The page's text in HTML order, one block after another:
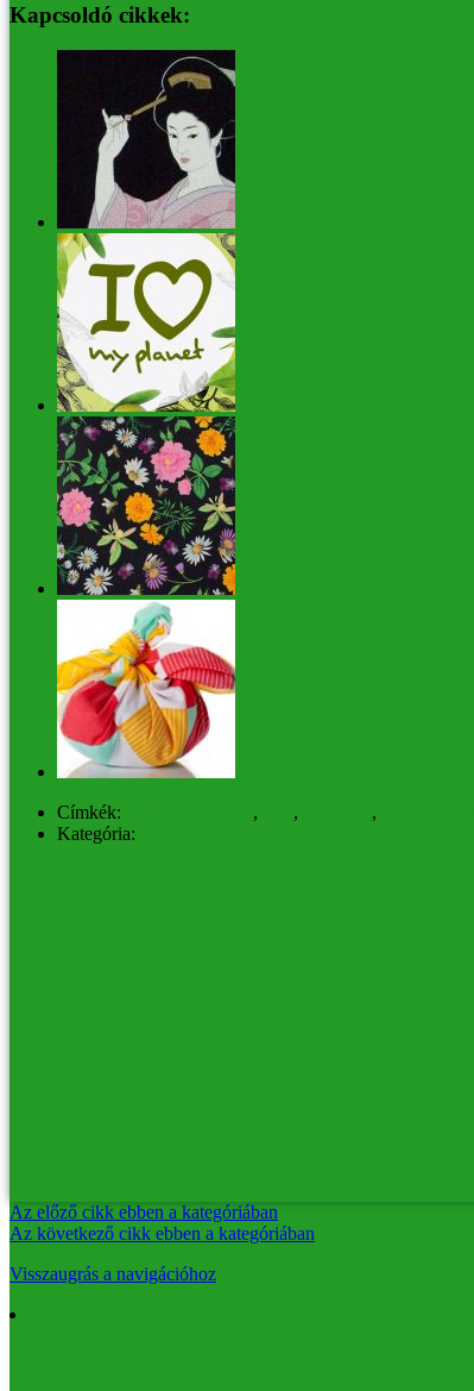
Kapcsoldó cikkek:
Címkék: , , ,
Kategória:
Az előző cikk ebben a kategóriában
Az következő cikk ebben a kategóriában
Visszaugrás a navigációhoz